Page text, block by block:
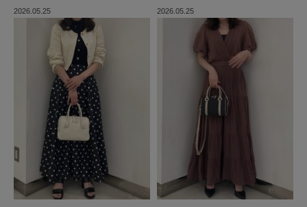
2026.05.25 2026.05.25